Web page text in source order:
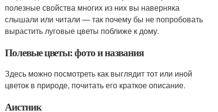
полезные свойства многих из них вы наверняка
слышали или читали — так почему бы не попробовать
вырастить луговые цветы поближе к дому.
Полевые цветы: фото и названия
Здесь можно посмотреть как выглядит тот или иной
цветок в природе, почитать его краткое описание.
Аистник